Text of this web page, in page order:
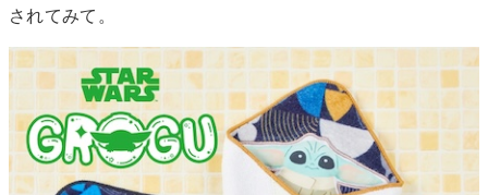
されてみて。